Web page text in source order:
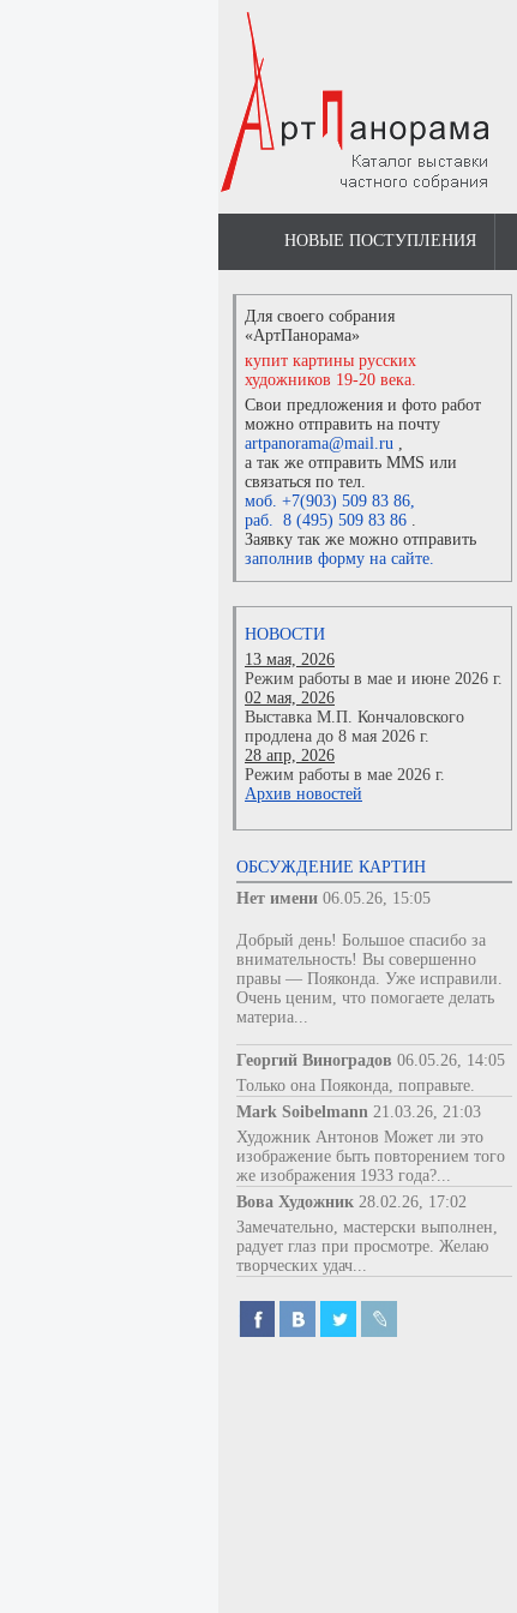
НОВЫЕ ПОСТУПЛЕНИЯ
Для своего собрания
«АртПанорама»
купит картины русских
художников 19-20 века.
Свои предложения и фото работ
можно отправить на почту
artpanorama@mail.ru ,
а так же отправить MMS или
связаться по тел.
моб. +7(903) 509 83 86,
раб. 8 (495) 509 83 86 .
Заявку так же можно отправить
заполнив форму на сайте.
НОВОСТИ
13 мая, 2026
Режим работы в мае и июне 2026 г.
02 мая, 2026
Выставка М.П. Кончаловского
продлена до 8 мая 2026 г.
28 апр, 2026
Режим работы в мае 2026 г.
Архив новостей
ОБСУЖДЕНИЕ КАРТИН
Нет имени 06.05.26, 15:05
Добрый день! Большое спасибо за
внимательность! Вы совершенно
правы — Пояконда. Уже исправили.
Очень ценим, что помогаете делать
материа...
Георгий Виноградов 06.05.26, 14:05
Только она Пояконда, поправьте.
Mark Soibelmann 21.03.26, 21:03
Художник Антонов Может ли это
изображение быть повторением того
же изображения 1933 года?...
Вова Художник 28.02.26, 17:02
Замечательно, мастерски выполнен,
радует глаз при просмотре. Желаю
творческих удач...